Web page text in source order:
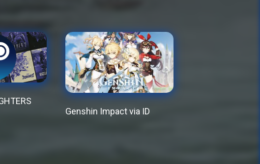
Genshin Impact via ID